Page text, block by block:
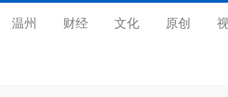
温州 财经 文化 原创